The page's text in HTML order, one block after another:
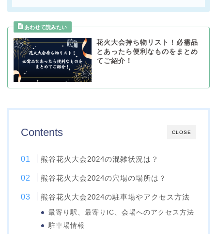
花火大会持ち物リスト！必需品
とあったら便利なものをまとめ
てご紹介！
CLOSE
Contents
熊谷花火大会2024の混雑状況は？
熊谷花火大会2024の穴場の場所は？
熊谷花火大会2024の駐車場やアクセス方法
最寄り駅、最寄りIC、会場へのアクセス方法
駐車場情報